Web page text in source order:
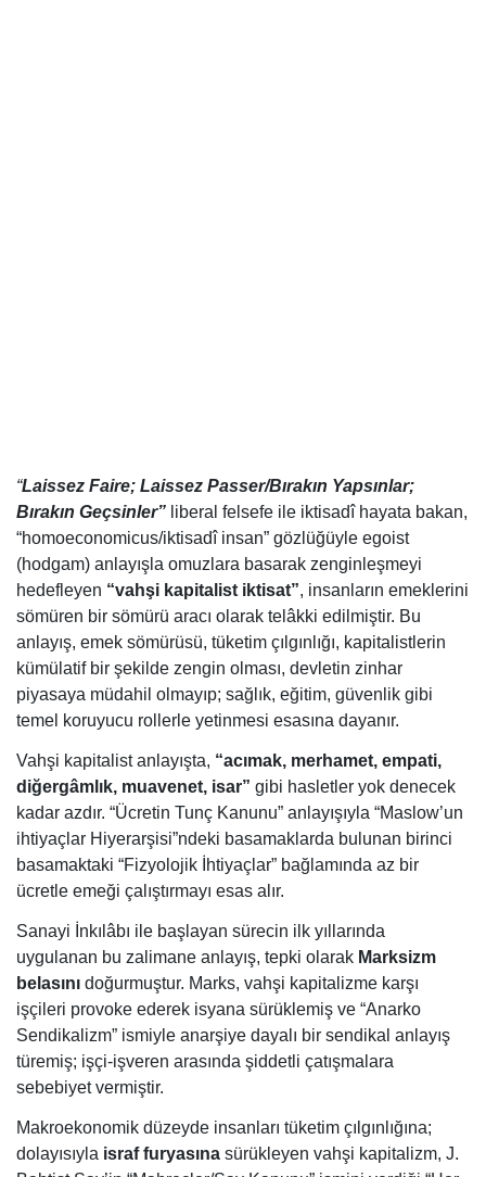
“Laissez Faire; Laissez Passer/Bırakın Yapsınlar;
Bırakın Geçsinler” liberal felsefe ile iktisadî hayata bakan,
“homoeconomicus/iktisadî insan” gözlüğüyle egoist
(hodgam) anlayışla omuzlara basarak zenginleşmeyi
hedefleyen “vahşi kapitalist iktisat”, insanların emeklerini
sömüren bir sömürü aracı olarak telâkki edilmiştir. Bu
anlayış, emek sömürüsü, tüketim çılgınlığı, kapitalistlerin
kümülatif bir şekilde zengin olması, devletin zinhar
piyasaya müdahil olmayıp; sağlık, eğitim, güvenlik gibi
temel koruyucu rollerle yetinmesi esasına dayanır.
Vahşi kapitalist anlayışta, “acımak, merhamet, empati,
diğergâmlık, muavenet, isar” gibi hasletler yok denecek
kadar azdır. “Ücretin Tunç Kanunu” anlayışıyla “Maslow’un
ihtiyaçlar Hiyerarşisi”ndeki basamaklarda bulunan birinci
basamaktaki “Fizyolojik İhtiyaçlar” bağlamında az bir
ücretle emeği çalıştırmayı esas alır.
Sanayi İnkılâbı ile başlayan sürecin ilk yıllarında
uygulanan bu zalimane anlayış, tepki olarak Marksizm
belasını doğurmuştur. Marks, vahşi kapitalizme karşı
işçileri provoke ederek isyana sürüklemiş ve “Anarko
Sendikalizm” ismiyle anarşiye dayalı bir sendikal anlayış
türemiş; işçi-işveren arasında şiddetli çatışmalara
sebebiyet vermiştir.
Makroekonomik düzeyde insanları tüketim çılgınlığına;
dolayısıyla israf furyasına sürükleyen vahşi kapitalizm, J.